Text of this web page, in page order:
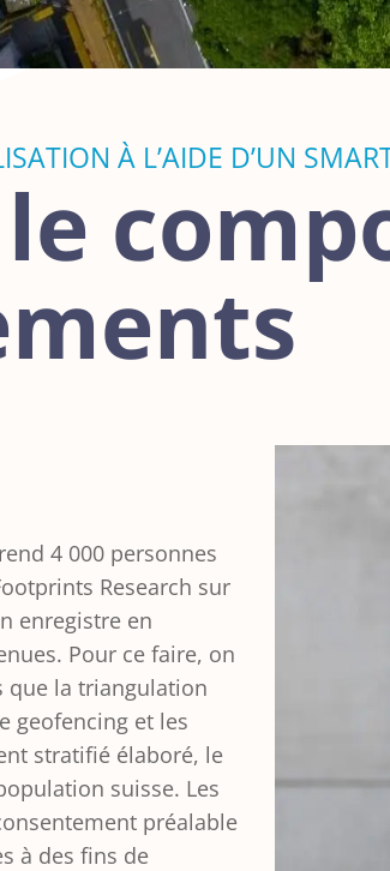
À L’AIDE D’UN
4 000 personnes
Research sur
enregistre en
Pour ce faire, on
que la triangulation
geofencing et les
stratifié élaboré, le
suisse. Les
préalable
à des fins de